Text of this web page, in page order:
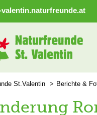
St.Valentin Berichte &